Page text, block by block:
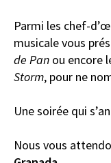
Parmi les chef-
musicale vous
de Pan ou encore
Storm, pour ne
Une soirée qui
Nous vous